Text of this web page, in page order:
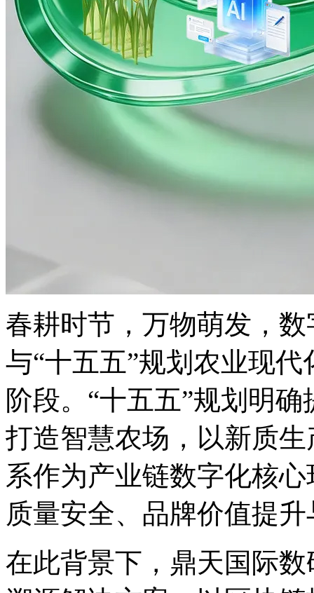
春耕时节，万物萌发
与“十五五”规划农业现代
阶段。“十五五”规划明确
打造智慧农场，以新质
系作为产业链数字化核心
质量安全、品牌价值提
在此背景下，鼎天国